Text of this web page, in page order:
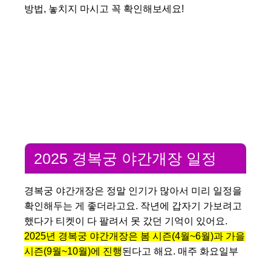
방법, 놓치지 마시고 꼭 확인해보세요!
2025 경복궁 야간개장 일정
경복궁 야간개장은 정말 인기가 많아서 미리 일정을
확인해두는 게 좋더라고요. 작년에 갑자기 가보려고
했다가 티켓이 다 팔려서 못 갔던 기억이 있어요.
2025년 경복궁 야간개장은 봄 시즌(4월~6월)과 가을
시즌(9월~10월)에 진행된다고 해요. 매주 화요일부